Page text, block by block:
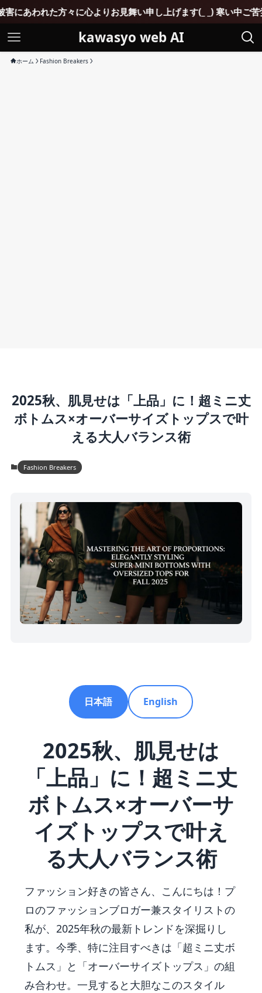
りお見舞い申し上げます(_ _) 寒い中ご苦労されていると思い
kawasyo web AI
ホーム Fashion Breakers
2025秋、肌見せは「上品」に！超ミニ丈
ボトムス×オーバーサイズトップスで叶
える大人バランス術
Fashion Breakers
日本語 English
2025秋、肌見せは
「上品」に！超ミニ丈
ボトムス×オーバーサ
イズトップスで叶え
る大人バランス術
ファッション好きの皆さん、こんにちは！プ
ロのファッションブロガー兼スタイリストの
私が、2025年秋の最新トレンドを深掘りし
ます。今季、特に注目すべきは「超ミニ丈ボ
トムス」と「オーバーサイズトップス」の組
み合わせ。一見すると大胆なこのスタイル